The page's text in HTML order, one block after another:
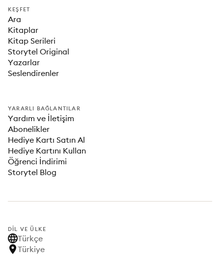
KEŞFET
Ara
Kitaplar
Kitap Serileri
Storytel Original
Yazarlar
Seslendirenler
YARARLI BAĞLANTILAR
Yardım ve İletişim
Abonelikler
Hediye Kartı Satın Al
Hediye Kartını Kullan
Öğrenci İndirimi
Storytel Blog
DIL VE ÜLKE
Türkçe
Türkiye